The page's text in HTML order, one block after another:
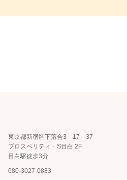
東京都新宿区下落合3－17－37
プロスペリティ・S目白 2F
目白駅徒歩3分
080-3027-0883